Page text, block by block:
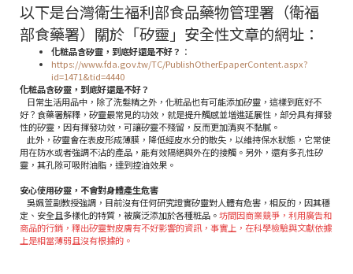
以下是台灣衛生福利部食品藥物管理署（衛福
部食藥署）關於「矽靈」安全性文章的網址：
化粧品含矽靈，到底好還是不好？ ：
https://www.fda.gov.tw/TC/PublishOtherEpaperContent.aspx?
id=1471&tid=4440
化粧品含矽靈，到底好還是不好？
日常生活用品中，除了洗髮精之外，化粧品也有可能添加矽靈，這樣到底好不
好？食藥署解釋，矽靈最常見的功效，就是提升觸感並增進延展性，部分具有揮發
性的矽靈，因有揮發功效，可讓矽靈不殘留，反而更加清爽不黏膩。
此外，矽靈會在表皮形成薄膜，降低經皮水分的散失，以維持保水狀態，它常使
用在防水或者強調不沾的產品，能有效隔絕與外在的接觸。另外，還有多孔性矽
靈，其孔隙可吸附油脂，達到控油效果。
安心使用矽靈，不會對身體產生危害
吳姵萱副教授強調，目前沒有任何研究證實矽靈對人體有危害，相反的，因其穩
定、安全且多樣化的特質，被廣泛添加於各種粧品。坊間因商業競爭，利用廣告和
商品的行銷，釋出矽靈對皮膚有不好影響的資訊，事實上，在科學檢驗與文獻依據
上是相當薄弱且沒有根據的。